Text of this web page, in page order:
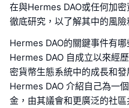
在與Hermes DAO或任何加
徹底研究，以了解其中的風險
Hermes DAO的關鍵事件有哪
Hermes DAO 自成立以來經
密貨幣生態系統中的成長和
Hermes DAO 介紹自己為一
金，由其議會和更廣泛的社